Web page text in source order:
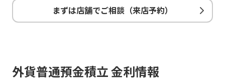
まずは店舗でご相談（来店予約）
外貨普通預金積立 金利情報